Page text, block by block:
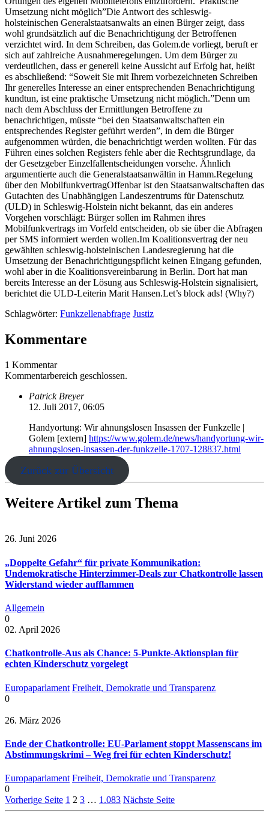
Umsetzung nicht möglich”Die Antwort des schleswig-
holsteinischen Generalstaatsanwalts an einen Bürger zeigt, dass
wohl grundsätzlich auf die Benachrichtigung der Betroffenen
verzichtet wird. In dem Schreiben, das Golem.de vorliegt, beruft er
sich auf zahlreiche Ausnahmeregelungen. Um dem Bürger zu
verdeutlichen, dass er generell keine Aussicht auf Erfolg hat, heißt
es abschließend: “Soweit Sie mit Ihrem vorbezeichneten Schreiben
Ihr generelles Interesse an einer entsprechenden Benachrichtigung
kundtun, ist eine praktische Umsetzung nicht möglich.”Denn um
nach dem Abschluss der Ermittlungen Betroffene zu
benachrichtigen, müsste “bei den Staatsanwaltschaften ein
entsprechendes Register geführt werden”, in dem die Bürger
aufgenommen würden, die benachrichtigt werden wollten. Für das
Führen eines solchen Registers fehle aber die Rechtsgrundlage, da
der Gesetzgeber Einzelfallentscheidungen vorsehe. Ähnlich
argumentierte auch die Generalstaatsanwältin in Hamm.Regelung
über den MobilfunkvertragOffenbar ist den Staatsanwaltschaften das
Gutachten des Unabhängigen Landeszentrums für Datenschutz
(ULD) in Schleswig-Holstein nicht bekannt, das ein anderes
Vorgehen vorschlägt: Bürger sollen im Rahmen ihres
Mobilfunkvertrags im Vorfeld entscheiden, ob sie über die Abfragen
per SMS informiert werden wollen.Im Koalitionsvertrag der neu
gewählten schleswig-holsteinischen Landesregierung hat die
Umsetzung der Benachrichtigungspflicht keinen Eingang gefunden,
wohl aber in die Koalitionsvereinbarung in Berlin. Dort hat man
bereits Interesse an der Lösung aus Schleswig-Holstein signalisiert,
berichtet die ULD-Leiterin Marit Hansen.Let’s block ads! (Why?)
Schlagwörter: Funkzellenabfrage Justiz
Kommentare
1 Kommentar
Kommentarbereich geschlossen.
Patrick Breyer
12. Juli 2017, 06:05
Handyortung: Wir ahnungslosen Insassen der Funkzelle |
Golem [extern] https://www.golem.de/news/handyortung-wir-
ahnungslosen-insassen-der-funkzelle-1707-128837.html
Zurück zur Übersicht
Weitere Artikel zum Thema
26. Juni 2026
„Doppelte Gefahr“ für private Kommunikation:
Undemokratische Hinterzimmer-Deals zur Chatkontrolle lassen
Widerstand wieder aufflammen
Allgemein
0
02. April 2026
Chatkontrolle-Aus als Chance: 5-Punkte-Aktionsplan für
echten Kinderschutz vorgelegt
Europaparlament Freiheit, Demokratie und Transparenz
0
26. März 2026
Ende der Chatkontrolle: EU-Parlament stoppt Massenscans im
Abstimmungskrimi – Weg frei für echten Kinderschutz!
Europaparlament Freiheit, Demokratie und Transparenz
0
Vorherige Seite 1 2 3 … 1.083 Nächste Seite